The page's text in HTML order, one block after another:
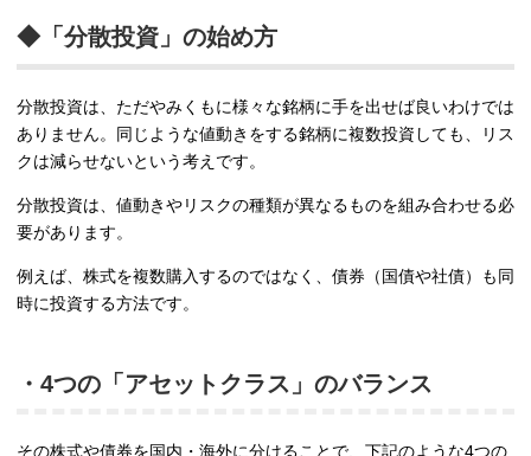
◆「分散投資」の始め方
分散投資は、ただやみくもに様々な銘柄に手を出せば良いわけでは
ありません。同じような値動きをする銘柄に複数投資しても、リス
クは減らせないという考えです。
分散投資は、値動きやリスクの種類が異なるものを組み合わせる必
要があります。
例えば、株式を複数購入するのではなく、債券（国債や社債）も同
時に投資する方法です。
・4つの「アセットクラス」のバランス
その株式や債券を国内・海外に分けることで、下記のような4つの